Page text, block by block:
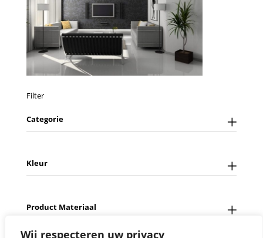
Wij respecteren uw privacy
Filter
Categorie
Kleur
Product Materiaal